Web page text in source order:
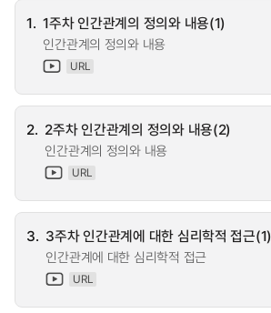
1. 1주차 인간관계의 정의와 내용(1)
인간관계의 정의와 내용
URL
2. 2주차 인간관계의 정의와 내용(2)
인간관계의 정의와 내용
URL
3. 3주차 인간관계에 대한 심리학적 접근(1)
인간관계에 대한 심리학적 접근
URL